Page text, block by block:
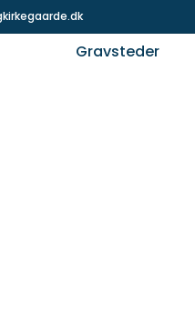
Gravsteder